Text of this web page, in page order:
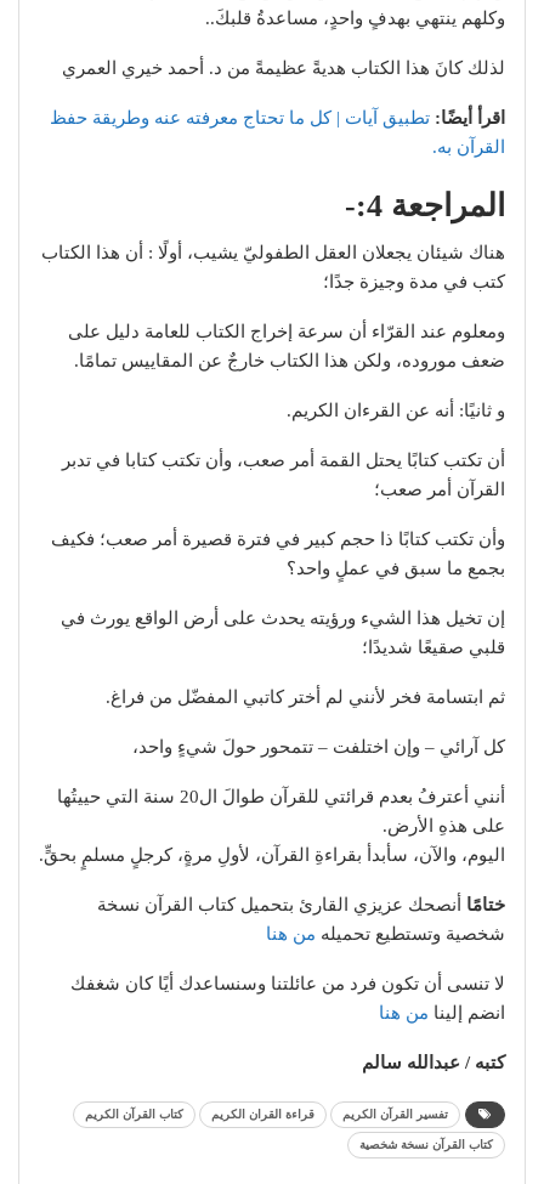
وكلهم ينتهي بهدفٍ واحدٍ، مساعدةُ قلبكَ..
لذلك كانَ هذا الكتاب هديةً عظيمةً من د. أحمد خيري العمري
اقرأ أيضًا: تطبيق آيات | كل ما تحتاج معرفته عنه وطريقة حفظ
القرآن به.
المراجعة 4:-
هناك شيئان يجعلان العقل الطفوليّ يشيب، أولًا : أن هذا الكتاب
كتب في مدة وجيزة جدًا؛
ومعلوم عند القرّاء أن سرعة إخراج الكتاب للعامة دليل على
ضعف موروده، ولكن هذا الكتاب خارجٌ عن المقاييس تمامًا.
و ثانيًا: أنه عن القرءان الكريم.
أن تكتب كتابًا يحتل القمة أمر صعب، وأن تكتب كتابا في تدبر
القرآن أمر صعب؛
وأن تكتب كتابًا ذا حجم كبير في فترة قصيرة أمر صعب؛ فكيف
بجمع ما سبق في عملٍ واحد؟
إن تخيل هذا الشيء ورؤيته يحدث على أرض الواقع يورث في
قلبي صقيعًا شديدًا؛
ثم ابتسامة فخر لأنني لم أختر كاتبي المفضّل من فراغ.
كل آرائي – وإن اختلفت – تتمحور حولَ شيءٍ واحد،
أنني أعترفُ بعدم قرائتي للقرآن طوالَ ال20 سنة التي حييتُها
على هذهِ الأرض.
اليوم، والآن، سأبدأ بقراءةِ القرآن، لأولِ مرةٍ، كرجلٍ مسلمٍ بحقٍّ.
ختامًا أنصحك عزيزي القارئ بتحميل كتاب القرآن نسخة
شخصية وتستطيع تحميله من هنا
لا تنسى أن تكون فرد من عائلتنا وسنساعدك أيًا كان شغفك
انضم إلينا من هنا
كتبه / عبدالله سالم
تفسير القرآن الكريم قراءة القران الكريم كتاب القرآن الكريم
كتاب القرآن نسخة شخصية